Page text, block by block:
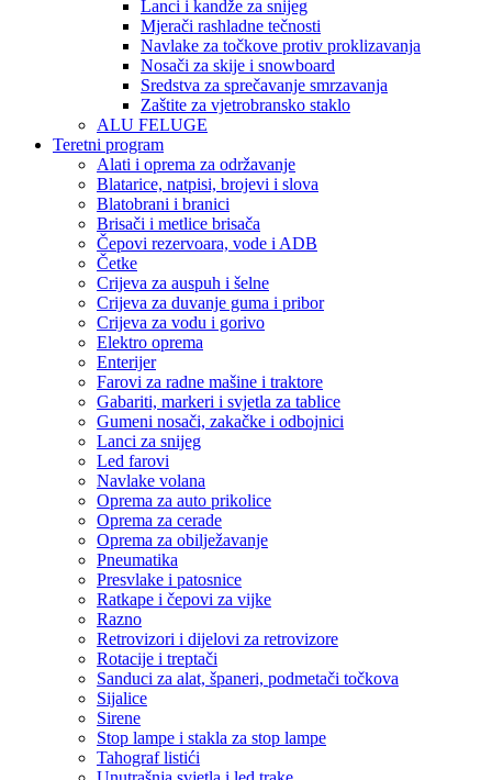
Lanci i kandže za snijeg
Mjerači rashladne tečnosti
Navlake za točkove protiv proklizavanja
Nosači za skije i snowboard
Sredstva za sprečavanje smrzavanja
Zaštite za vjetrobransko staklo
ALU FELUGE
Teretni program
Alati i oprema za održavanje
Blatarice, natpisi, brojevi i slova
Blatobrani i branici
Brisači i metlice brisača
Čepovi rezervoara, vode i ADB
Četke
Crijeva za auspuh i šelne
Crijeva za duvanje guma i pribor
Crijeva za vodu i gorivo
Elektro oprema
Enterijer
Farovi za radne mašine i traktore
Gabariti, markeri i svjetla za tablice
Gumeni nosači, zakačke i odbojnici
Lanci za snijeg
Led farovi
Navlake volana
Oprema za auto prikolice
Oprema za cerade
Oprema za obilježavanje
Pneumatika
Presvlake i patosnice
Ratkape i čepovi za vijke
Razno
Retrovizori i dijelovi za retrovizore
Rotacije i treptači
Sanduci za alat, španeri, podmetači točkova
Sijalice
Sirene
Stop lampe i stakla za stop lampe
Tahograf listići